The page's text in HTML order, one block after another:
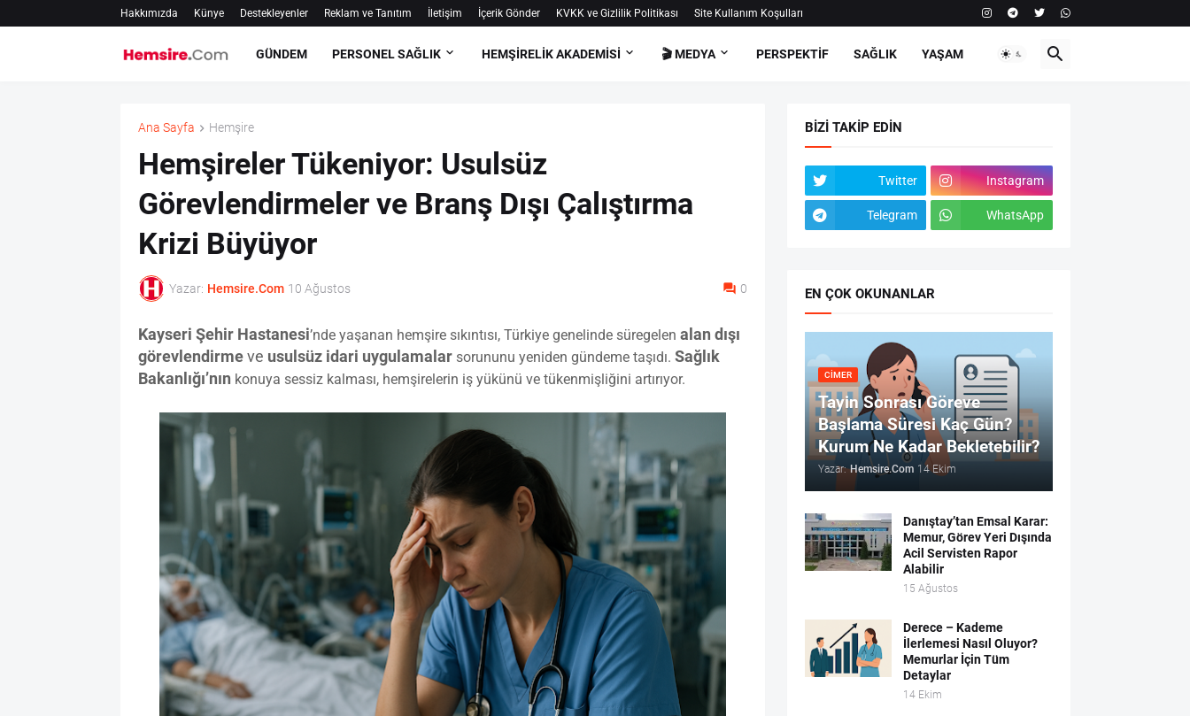
Hakkımızda Künye Destekleyenler Reklam ve Tanıtım İletişim İçerik Gönder KVKK ve Gizlilik Politikası Site Kullanım Koşulları
GÜNDEM PERSONEL SAĞLIK HEMŞIRELIK AKADEMISI 🎬 MEDYA PERSPEKTİF SAĞLIK YAŞAM
Ana Sayfa Hemşire
Hemşireler Tükeniyor: Usulsüz
Görevlendirmeler ve Branş Dışı Çalıştırma
Krizi Büyüyor
Yazar: Hemsire.Com 10 Ağustos 0
Kayseri Şehir Hastanesi’nde yaşanan hemşire sıkıntısı, Türkiye genelinde süregelen alan dışı
görevlendirmeve usulsüz idari uygulamalarsorununu yeniden gündeme taşıdı. Sağlık
Bakanlığı’nın konuya sessiz kalması, hemşirelerin iş yükünü ve tükenmişliğini artırıyor.
BIZI TAKIP EDIN
Twitter Instagram
Telegram WhatsApp
EN ÇOK OKUNANLAR
CİMER
Tayin Sonrası Göreve
Başlama Süresi Kaç Gün?
Kurum Ne Kadar Bekletebilir?
Yazar: Hemsire.Com 14 Ekim
Danıştay’tan Emsal Karar:
Memur, Görev Yeri Dışında
Acil Servisten Rapor
Alabilir
15 Ağustos
Derece – Kademe
İlerlemesi Nasıl Oluyor?
Memurlar İçin Tüm
Detaylar
14 Ekim